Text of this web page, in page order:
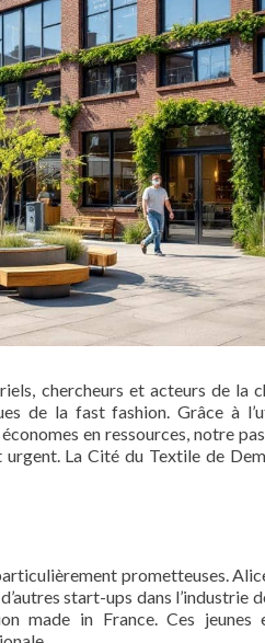
chercheurs et acteurs de la
de la fast fashion. Grâce à
en ressources, notre
La Cité du Textile de
prometteuses.
start-ups dans l’industrie
made in France. Ces jeunes